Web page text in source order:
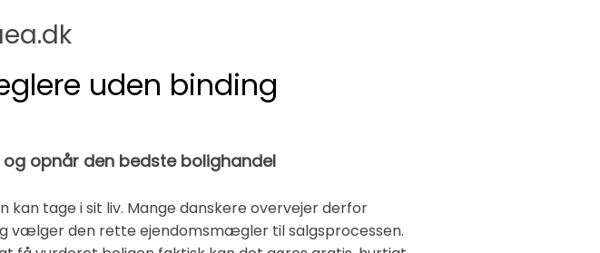
uden binding
opnår den bedste bolighandel
tage i sit liv. Mange danskere overvejer derfor
vælger den rette ejendomsmægler til salgsprocessen.